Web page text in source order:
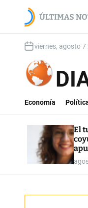
e
ÚLTIMAS
y
viernes, agosto 7
Economía
El